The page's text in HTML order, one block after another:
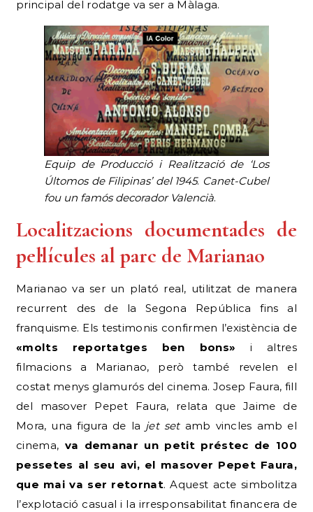
principal del rodatge va ser a Màlaga.
Equip de Producció i Realització de ‘Los
Últomos de Filipinas’ del 1945. Canet-Cubel
fou un famós decorador Valencià.
Localitzacions documentades de
pel·lícules al parc de Marianao
Marianao va ser un plató real, utilitzat de manera
recurrent des de la Segona República fins al
franquisme. Els testimonis confirmen l’existència de
«molts reportatges ben bons» i altres
filmacions a Marianao, però també revelen el
costat menys glamurós del cinema. Josep Faura, fill
del masover Pepet Faura, relata que Jaime de
Mora, una figura de la jet setamb vincles amb el
cinema, va demanar un petit préstec de 100
pessetes al seu avi, el masover Pepet Faura,
que mai va ser retornat. Aquest acte simbolitza
l’explotació casual i la irresponsabilitat financera de